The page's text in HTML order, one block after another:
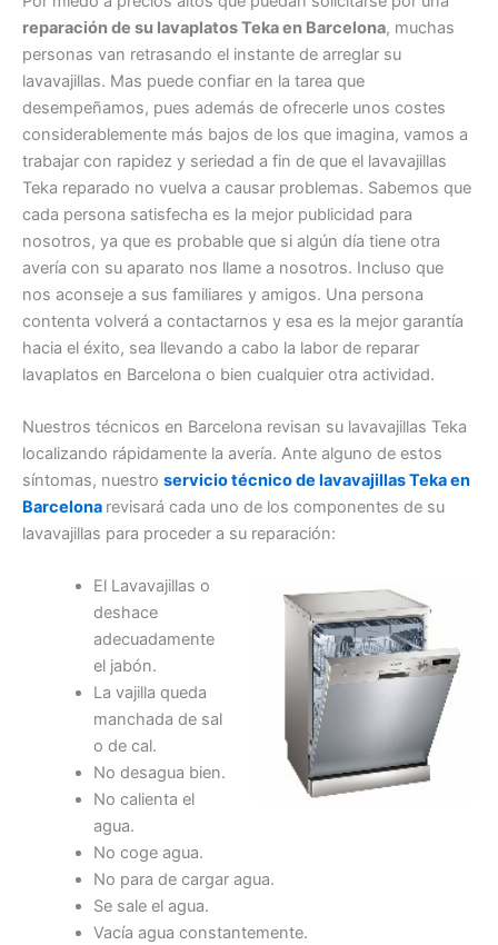
reparación de su lavaplatos Teka en Barcelona, muchas
personas van retrasando el instante de arreglar su
lavavajillas. Mas puede confiar en la tarea que
desempeñamos, pues además de ofrecerle unos costes
considerablemente más bajos de los que imagina, vamos a
trabajar con rapidez y seriedad a fin de que el lavavajillas
Teka reparado no vuelva a causar problemas. Sabemos que
cada persona satisfecha es la mejor publicidad para
nosotros, ya que es probable que si algún día tiene otra
avería con su aparato nos llame a nosotros. Incluso que
nos aconseje a sus familiares y amigos. Una persona
contenta volverá a contactarnos y esa es la mejor garantía
hacia el éxito, sea llevando a cabo la labor de reparar
lavaplatos en Barcelona o bien cualquier otra actividad.
Nuestros técnicos en Barcelona revisan su lavavajillas Teka
localizando rápidamente la avería. Ante alguno de estos
síntomas, nuestro servicio técnico de lavavajillas Teka en
Barcelona revisará cada uno de los componentes de su
lavavajillas para proceder a su reparación:
El Lavavajillas o
deshace
adecuadamente
el jabón.
La vajilla queda
manchada de sal
o de cal.
No desagua bien.
No calienta el
agua.
No coge agua.
No para de cargar agua.
Se sale el agua.
Vacía agua constantemente.